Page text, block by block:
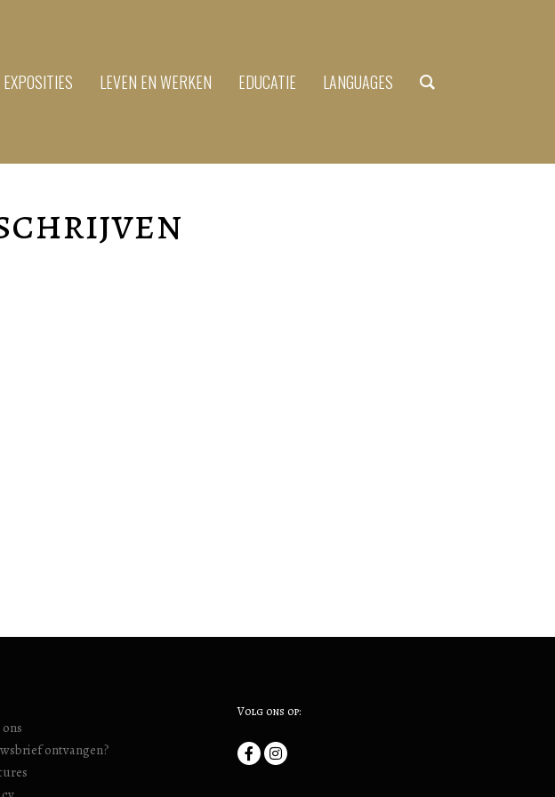
EXPOSITIES LEVEN EN WERKEN EDUCATIE LANGUAGES
ontvangen?
Volg ons op: